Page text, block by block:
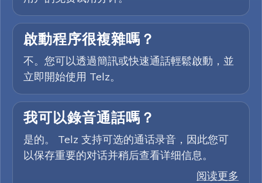
啟動程序很複雜嗎？
不。您可以透過簡訊或快速通話輕鬆啟動，並
立即開始使用 Telz。
我可以錄音通話嗎？
是的。 Telz 支持可选的通话录音，因此您可
以保存重要的对话并稍后查看详细信息。
阅读更多